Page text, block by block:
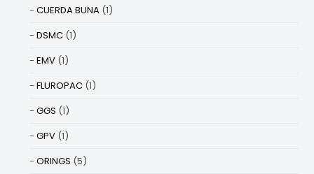
CUERDA BUNA (1)
DSMC (1)
EMV (1)
FLUROPAC (1)
GGS (1)
GPV (1)
ORINGS (5)